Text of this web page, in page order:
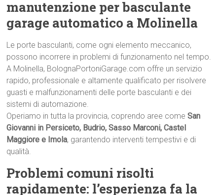
manutenzione per basculante
garage automatico a Molinella
Le porte basculanti, come ogni elemento meccanico,
possono incorrere in problemi di funzionamento nel tempo.
A Molinella, BolognaPortoniGarage.com offre un servizio
rapido, professionale e altamente qualificato per risolvere
guasti e malfunzionamenti delle porte basculanti e dei
sistemi di automazione.
Operiamo in tutta la provincia, coprendo aree comeSan
Giovanni in Persiceto, Budrio, Sasso Marconi, Castel
Maggiore e Imola, garantendo interventi tempestivi e di
qualità.
Problemi comuni risolti
rapidamente: l’esperienza fa la